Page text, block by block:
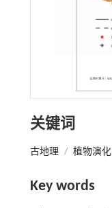
关键词
古地理 / 植物演化
Key words